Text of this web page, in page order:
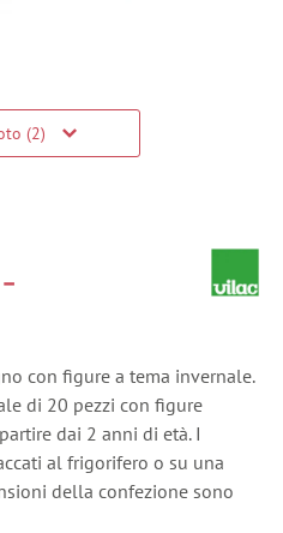
(2)
con figure a tema invernale.
di 20 pezzi con figure
dai 2 anni di età. I
al frigorifero o su una
della confezione sono